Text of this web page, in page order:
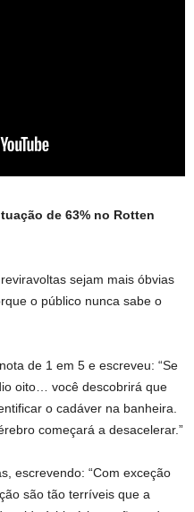
de 63% no Rotten
sejam mais óbvias
o público nunca sabe o
de 1 em 5 e escreveu: “Se
oito… você descobrirá que
o cadáver na banheira.
começará a desacelerar.”
escrevendo: “Com exceção
são tão terríveis que a